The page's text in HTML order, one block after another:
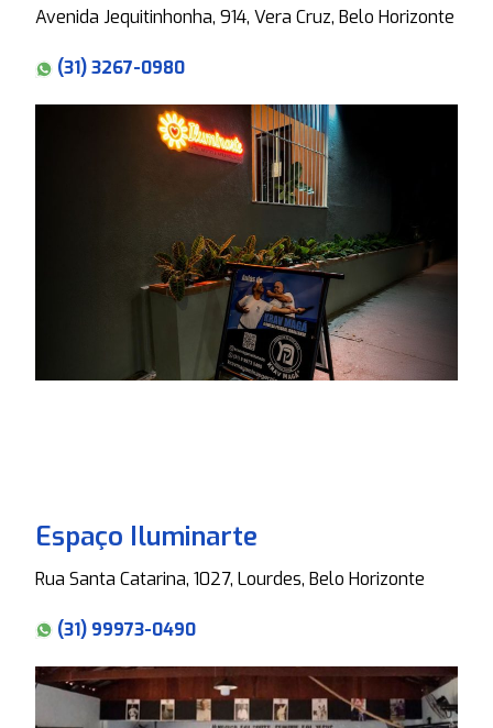
Avenida Jequitinhonha, 914, Vera Cruz, Belo Horizonte
(31) 3267-0980
Espaço Iluminarte
Rua Santa Catarina, 1027, Lourdes, Belo Horizonte
(31) 99973-0490